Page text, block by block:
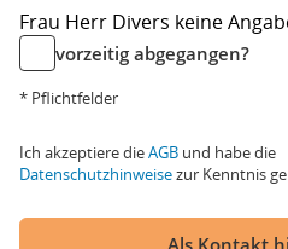
Frau Herr Divers keine
vorzeitig abgegangen?
* Pflichtfelder
Ich akzeptiere dieAGB und habe die
Datenschutzhinweisezur Kenntnis
Als Kontakt